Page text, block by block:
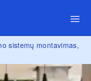
sistemų montavimas,